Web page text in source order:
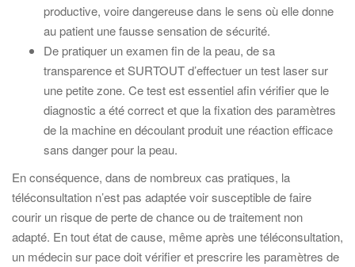
productive, voire dangereuse dans le sens où elle donne
au patient une fausse sensation de sécurité.
De pratiquer un examen fin de la peau, de sa
transparence et SURTOUT d’effectuer un test laser sur
une petite zone. Ce test est essentiel afin vérifier que le
diagnostic a été correct et que la fixation des paramètres
de la machine en découlant produit une réaction efficace
sans danger pour la peau.
En conséquence, dans de nombreux cas pratiques, la
téléconsultation n’est pas adaptée voir susceptible de faire
courir un risque de perte de chance ou de traitement non
adapté. En tout état de cause, même après une téléconsultation,
un médecin sur pace doit vérifier et prescrire les paramètres de